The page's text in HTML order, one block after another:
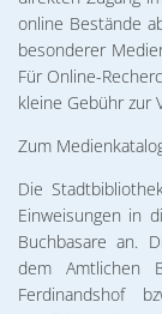
online Bestände
besonderer
Für Online-
kleine Gebühr zur
Zum
Die
Einweisungen in
Buchbasare an.
dem Amtlichen
Ferdinandshof